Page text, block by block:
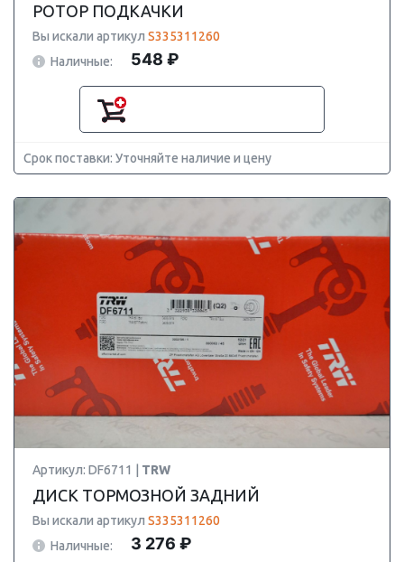
РОТОР ПОДКАЧКИ
Вы искали артикул S335311260
Наличные:
548 ₽
Срок поставки: Уточняйте наличие и цену
Артикул: DF6711 | TRW
ДИСК ТОРМОЗНОЙ ЗАДНИЙ
Вы искали артикул S335311260
Наличные:
3 276 ₽